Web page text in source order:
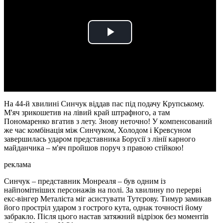
Play
На 44-й хвилині Синчук віддав пас під подачу Крупському.
М'яч зрикошетив на лівий край штрафного, а там
Пономаренко вгатив з лету. Знову неточно! У компенсований
же час комбінація між Синчуком, Холодом і Кревсуном
завершилась ударом представника Борусії з лінії карного
майданчика – м'яч пройшов поруч з правою стійкою!
реклама
Синчук – представник Монреаля – був одним із
найпомітніших персонажів на полі. За хвилину по перерві
екс-вінгер Металіста міг асистувати Тутєрову. Тимур замикав
його простріл ударом з гострого кута, однак точності йому
забракло. Після цього настав затяжний відрізок без моментів